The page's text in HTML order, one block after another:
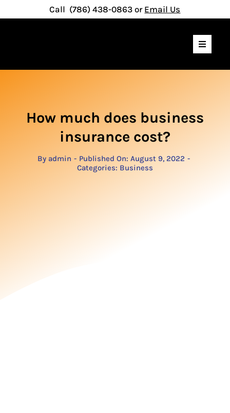
to
Call (786) 438-0863 or Email Us
Toggle
Maintenance
How much does business
insurance cost?
By admin - Published On: August 9, 2022 -
Categories: Business